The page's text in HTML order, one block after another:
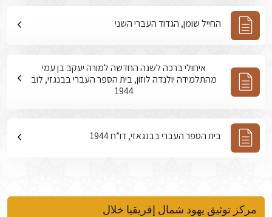
החייל שומן, הגדוד העברי השני
איחולי ברכה לשנה החדשה למורה יעקב בן עמי
מהתלמידה יולנדה לוזון, בית הספר העברי בבנגזי, לוב
1944
בית הספר העברי בבנגאזי, דו”ח 1944
مركز توثيق يهود شمال إفريقيا خلال